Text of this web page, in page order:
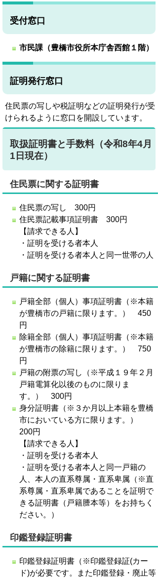
受付窓口
市民課（豊橋市役所本庁舎西館１階）
証明発行窓口
住民票の写しや税証明などの証明発行が受
けられるように窓口を開設しています。
取扱証明書と手数料（令和8年4月
1日現在）
住民票に関する証明書
住民票の写し 300円
住民票記載事項証明書 300円
【請求できる人】
・証明を受ける者本人
・証明を受ける者本人と同一世帯の人
戸籍に関する証明書
戸籍全部（個人）事項証明書（※本籍
が豊橋市の戸籍に限ります。） 450
円
除籍全部（個人）事項証明書（※本籍
が豊橋市の除籍に限ります。） 750
円
戸籍の附票の写し（※平成１９年２月
戸籍電算化以後のものに限りま
す。） 300円
身分証明書（※３か月以上本籍を豊橋
市においている方に限ります。）
200円
【請求できる人】
・証明を受ける者本人
・証明を受ける者本人と同一戸籍の
人、本人の直系尊属・直系卑属（※直
系尊属・直系卑属であることを証明で
きる証明書（戸籍謄本等）をお持ちく
ださい。）
印鑑登録証明書
印鑑登録証明書（※印鑑登録証(カー
ド)が必要です。また印鑑登録・廃止等